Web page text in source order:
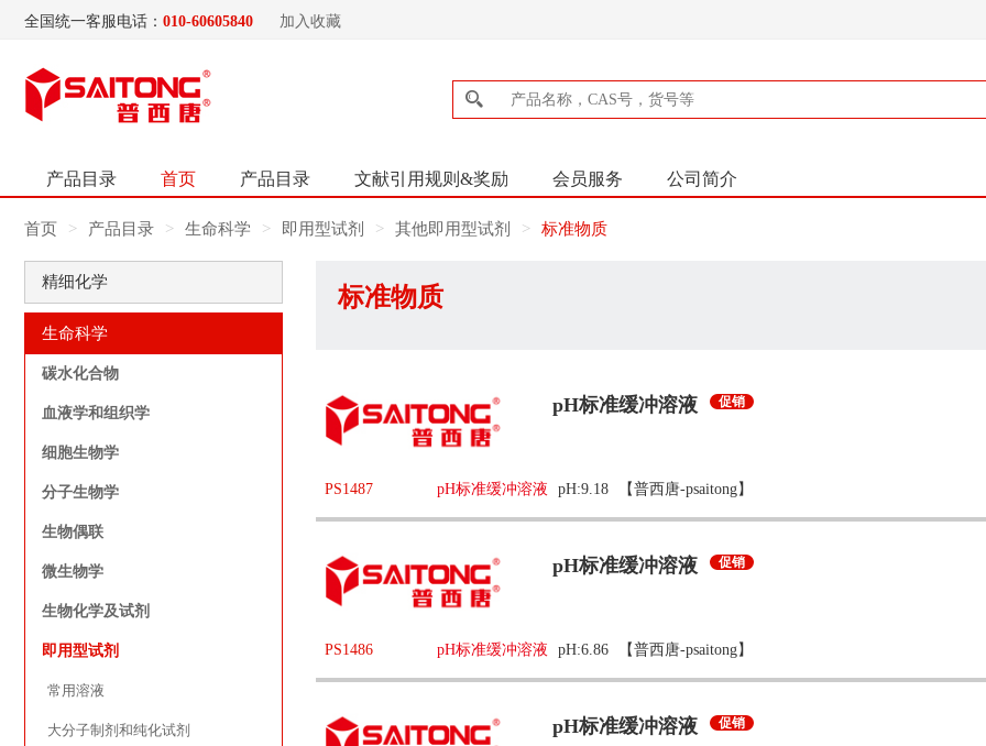
全国统一客服电话： 010-60605840 加入收藏
产品目录 首页 产品目录 文献引用规则&奖励 会员服务 公司简介
首页 产品目录 生命科学 即用型试剂 其他即用型试剂 标准物质
精细化学
生命科学
碳水化合物
血液学和组织学
细胞生物学
分子生物学
生物偶联
微生物学
生物化学及试剂
即用型试剂
常用溶液
大分子制剂和纯化试剂
标准物质
pH标准缓冲溶液 促销
PS1487 pH标准缓冲溶液 pH:9.18 【普西唐-psaitong】
pH标准缓冲溶液 促销
PS1486 pH标准缓冲溶液 pH:6.86 【普西唐-psaitong】
pH标准缓冲溶液 促销